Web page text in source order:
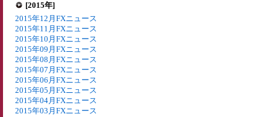
[2015年]
2015年12月FXニュース
2015年11月FXニュース
2015年10月FXニュース
2015年09月FXニュース
2015年08月FXニュース
2015年07月FXニュース
2015年06月FXニュース
2015年05月FXニュース
2015年04月FXニュース
2015年03月FXニュース